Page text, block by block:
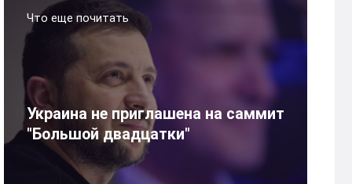
Что еще почитать
Украина не приглашена на саммит
"Большой двадцатки"